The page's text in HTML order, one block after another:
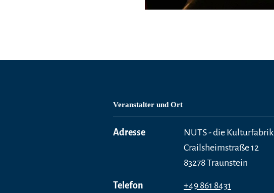
Veranstalter und Ort
Adresse
NUTS - die Kulturfabrik
Crailsheimstraße 12
83278 Traunstein
Telefon +49 861 8431